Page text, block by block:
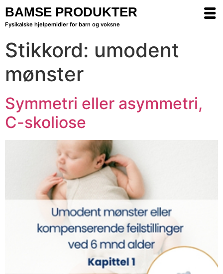
BAMSE PRODUKTER
Fysikalske hjelpemidler for barn og voksne
Stikkord: umodent
mønster
Symmetri eller asymmetri,
C-skoliose